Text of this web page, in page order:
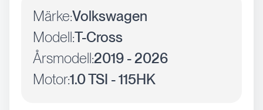
Märke:Volkswagen
Modell:T-Cross
Årsmodell:2019 - 2026
Motor:1.0 TSI - 115HK